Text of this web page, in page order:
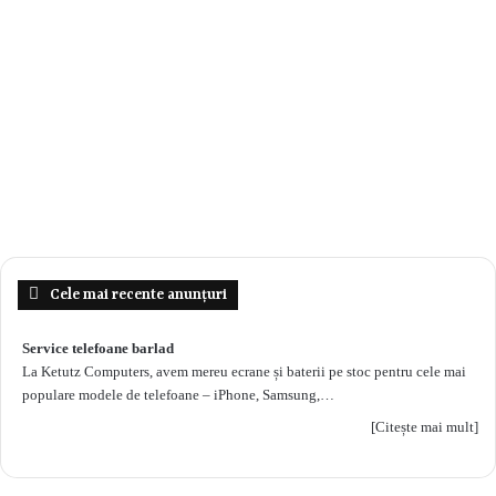
Cele mai recente anunțuri
Service telefoane barlad
La Ketutz Computers, avem mereu ecrane și baterii pe stoc pentru cele mai
populare modele de telefoane – iPhone, Samsung,…
[Citește mai mult]